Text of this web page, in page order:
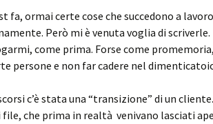
fa, ormai certe cose che succedono a
Però mi è venuta voglia di scriverle.
come prima. Forse come
persone e non far cadere nel
c’è stata una “transizione” di un
file, che prima in realtà venivano lasciati